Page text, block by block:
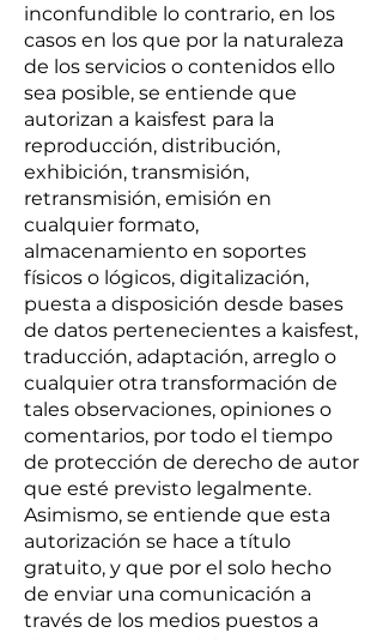
inconfundible lo contrario, en los
casos en los que por la naturaleza
de los servicios o contenidos ello
sea posible, se entiende que
autorizan a kaisfest para la
reproducción, distribución,
exhibición, transmisión,
retransmisión, emisión en
cualquier formato,
almacenamiento en soportes
físicos o lógicos, digitalización,
puesta a disposición desde bases
de datos pertenecientes a kaisfest,
traducción, adaptación, arreglo o
cualquier otra transformación de
tales observaciones, opiniones o
comentarios, por todo el tiempo
de protección de derecho de autor
que esté previsto legalmente.
Asimismo, se entiende que esta
autorización se hace a título
gratuito, y que por el solo hecho
de enviar una comunicación a
través de los medios puestos a